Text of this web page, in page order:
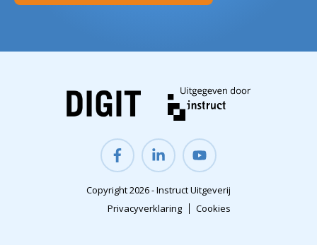
Copyright 2026 - Instruct Uitgeverij
Privacyverklaring
Cookies